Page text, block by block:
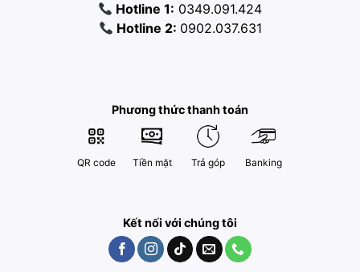
Hotline 1: 0349.091.424
Hotline 2: 0902.037.631
Phương thức thanh toán
QR code Tiền mặt Trả góp Banking
Kết nối với chúng tôi